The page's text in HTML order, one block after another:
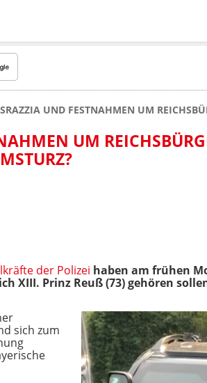
UND FESTNAHMEN UM
UM
der Polizei haben am frühen
XIII. Prinz Reuß (73) gehören
sich zum